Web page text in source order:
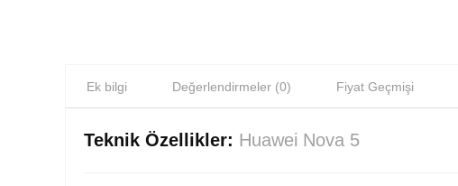
Ek bilgi Değerlendirmeler (0) Fiyat Geçmişi
Teknik Özellikler: Huawei Nova 5